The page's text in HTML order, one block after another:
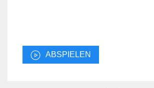
ABSPIELEN